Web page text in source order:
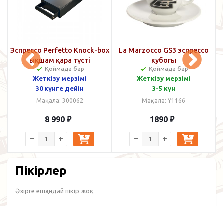
Эспрессо Perfetto Knock-box
ықшам қара түсті
Қоймада бар
Жеткізу мерзімі
30 күнге дейін
Мақала: 300062
8 990 ₽
La Marzocco GS3 эспрессо
кубогы
Қоймада бар
Жеткізу мерзімі
3-5 күн
Мақала: Y1166
1890 ₽
Пікірлер
Әзірге ешқандай пікір жоқ.